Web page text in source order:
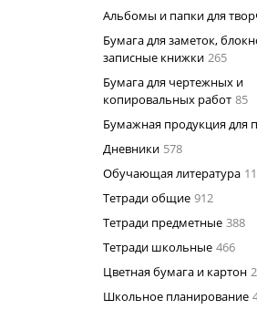
Альбомы и папки для
Бумага для заметок,
записные книжки 265
Бумага для чертежных и
копировальных работ 85
Бумажная продукция для
Дневники 578
Обучающая литература
Тетради общие 912
Тетради предметные 388
Тетради школьные 466
Цветная бумага и картон
Школьное планирование